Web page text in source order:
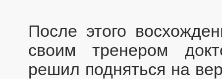
После этого
своим тренером
решил подняться на